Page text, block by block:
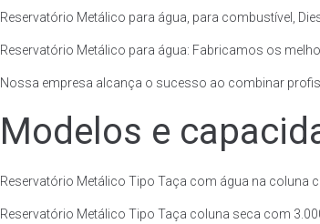
Reservatório Metálico para água, para combustível,
Reservatório Metálico para água: Fabricamos os
Nossa empresa alcança o sucesso ao combinar
Modelos e
Reservatório Metálico Tipo Taça com água na coluna
Reservatório Metálico Tipo Taça coluna seca com